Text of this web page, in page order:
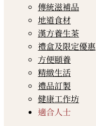
傳統滋補品
地道食材
漢方養生茶
禮盒及限定優惠
方便頤養
精緻生活
禮品訂製
健康工作坊
適合人士